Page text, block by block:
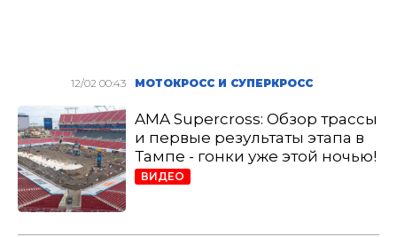
12/02 00:43 МОТОКРОСС И СУПЕРКРОСС
AMA Supercross: Обзор трассы
и первые результаты этапа в
Тампе - гонки уже этой ночью!
ВИДЕО